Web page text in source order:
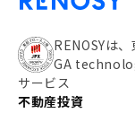
RENOSYは
GA
サービス
不動産投資